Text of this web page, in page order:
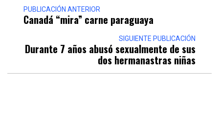
PUBLICACIÓN ANTERIOR
Canadá “mira” carne paraguaya
SIGUIENTE PUBLICACIÓN
Durante 7 años abusó sexualmente de sus
dos hermanastras niñas